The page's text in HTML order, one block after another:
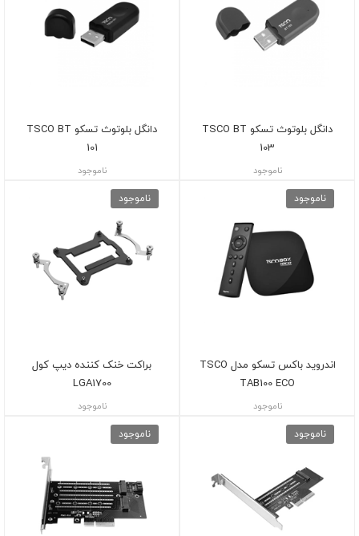
دانگل بلوتوث تسکو TSCO BT
103
ناموجود
دانگل بلوتوث تسکو TSCO BT
101
ناموجود
ناموجود
اندروید باکس تسکو مدل TSCO
TAB100 ECO
ناموجود
ناموجود
براکت خنک کننده دیپ کول
LGA1700
ناموجود
ناموجود ناموجود